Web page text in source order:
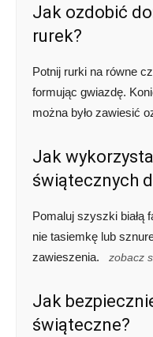
Jak ozdobić
rurek?
Potnij rurki na równe
formując gwiazdę.
można było zawiesić
Jak
świątecznych
Pomaluj szyszki białą
nie tasiemkę lub
zawieszenia.
zobacz
Jak
świąteczne?